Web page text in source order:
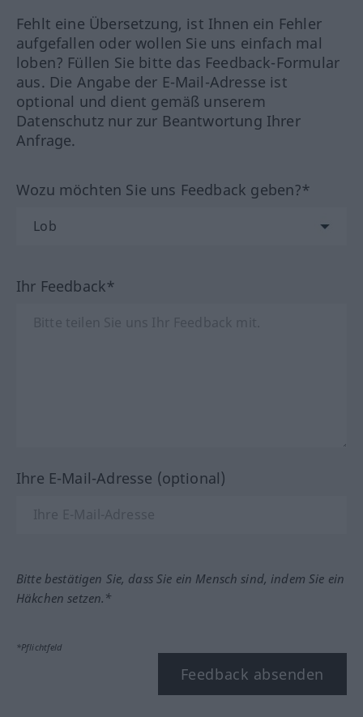
Fehlt eine Übersetzung, ist Ihnen ein Fehler
aufgefallen oder wollen Sie uns einfach mal
loben? Füllen Sie bitte das Feedback-Formular
aus. Die Angabe der E-Mail-Adresse ist
optional und dient gemäß unserem
Datenschutz nur zur Beantwortung Ihrer
Anfrage.
Wozu möchten Sie uns Feedback geben?*
Ihr Feedback*
Ihre E-Mail-Adresse (optional)
Bitte bestätigen Sie, dass Sie ein Mensch sind, indem Sie ein
Häkchen setzen.*
*Pflichtfeld
Feedback absenden